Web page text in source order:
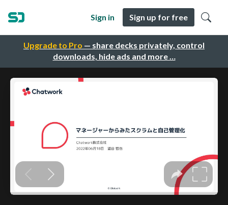
Upgrade to Pro — share decks privately, control
downloads, hide ads and more …
Sign in Sign up for free